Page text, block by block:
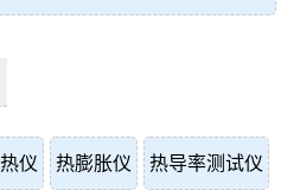
仪 热膨胀仪 热导率测试仪